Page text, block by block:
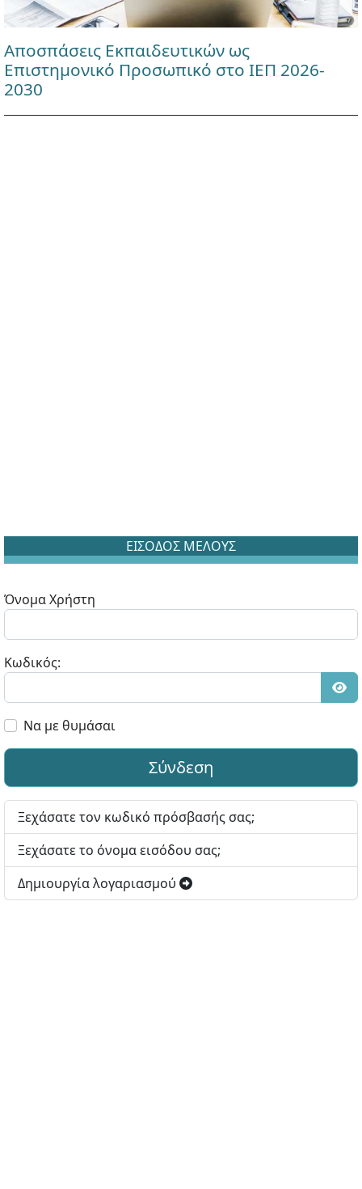
Αποσπάσεις Εκπαιδευτικών ως
Επιστημονικό Προσωπικό στο ΙΕΠ 2026-
2030
ΕΙΣΟΔΟΣ ΜΕΛΟΥΣ
Όνομα Χρήστη
Κωδικός:
Να με θυμάσαι
Σύνδεση
Ξεχάσατε τον κωδικό πρόσβασής σας;
Ξεχάσατε το όνομα εισόδου σας;
Δημιουργία λογαριασμού